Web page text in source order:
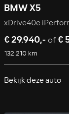
BMW X5
xDrive40e
€ 29.940,- of€
132.210 km
Bekijk deze auto